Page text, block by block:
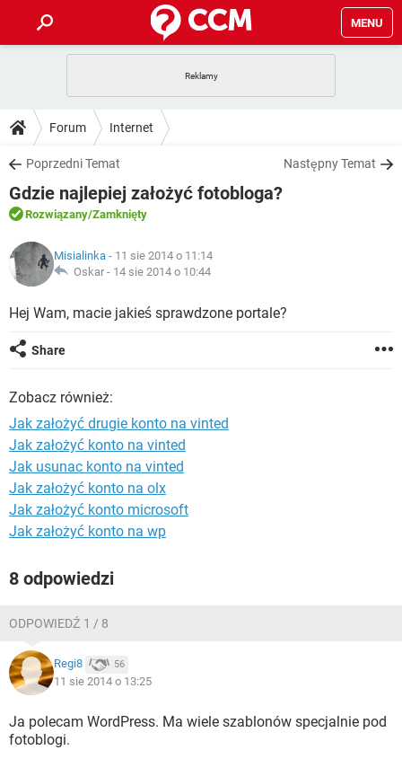
MENU
GRY
SPOTIFY
INSTAGRAM FACEBOOK
WINDOWS 10
PORADY
PlayStation
SPOTIFY
INSTAGRAM
WINDOWS 10
DO POBRANIA
ANDROID TIKTOK
GRY
IOS
INSTAGRAM
WINDOWS 10
FORUM
COVID-19
GRY
ARTYKUŁY
COVID-19
GRY WHATSAPP
SPOTIFY
Forum Internet
Poprzedni Temat Następny Temat
Gdzie najlepiej założyć fotobloga?
Rozwiązany/Zamknięty
Misialinka - 11 sie 2014 o 11:14
Oskar - 14 sie 2014 o 10:44
Hej Wam, macie jakieś sprawdzone portale?
Share
Zobacz również:
Jak założyć drugie konto na vinted
Jak założyć konto na vinted
Jak usunac konto na vinted
Jak założyć konto na olx
Jak założyć konto microsoft
Jak założyć konto na wp
8 odpowiedzi
ODPOWIEDŹ 1 / 8
Regi8 56
11 sie 2014 o 13:25
Ja polecam WordPress. Ma wiele szablonów specjalnie pod
fotoblogi.